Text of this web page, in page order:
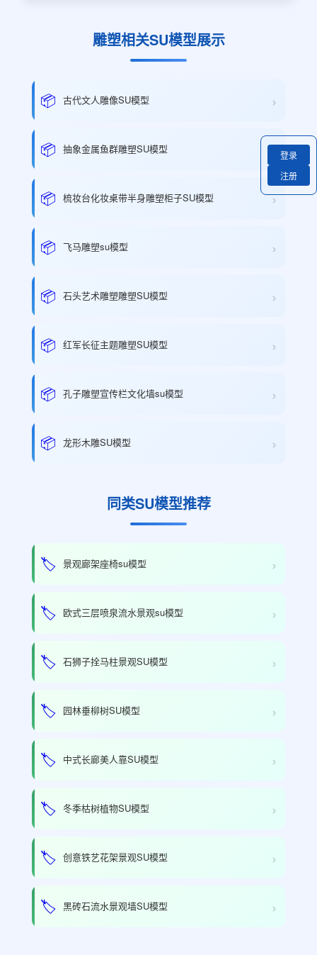
雕塑相关SU模型展示
📦 古代文人雕像SU模型 ›
📦 抽象金属鱼群雕塑SU模型 ›
📦 梳妆台化妆桌带半身雕塑柜子SU模型 ›
📦 飞马雕塑su模型 ›
📦 石头艺术雕塑雕塑SU模型 ›
📦 红军长征主题雕塑SU模型 ›
📦 孔子雕塑宣传栏文化墙su模型 ›
📦 龙形木雕SU模型 ›
同类SU模型推荐
🏷️ 景观廊架座椅su模型 ›
🏷️ 欧式三层喷泉流水景观su模型 ›
🏷️ 石狮子拴马柱景观SU模型 ›
🏷️ 园林垂柳树SU模型 ›
🏷️ 中式长廊美人靠SU模型 ›
🏷️ 冬季枯树植物SU模型 ›
🏷️ 创意铁艺花架景观SU模型 ›
🏷️ 黑砖石流水景观墙SU模型 ›
登录
注册